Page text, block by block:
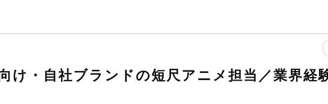
け・自社ブランドの短尺アニメ担当／業界経